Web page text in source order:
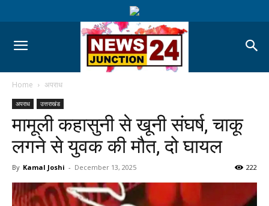
Home अपराध
अपराध उत्तराखंड
मामूली कहासुनी से खूनी संघर्ष, चाकू
लगने से युवक की मौत, दो घायल
By Kamal Joshi - December 13, 2025 222